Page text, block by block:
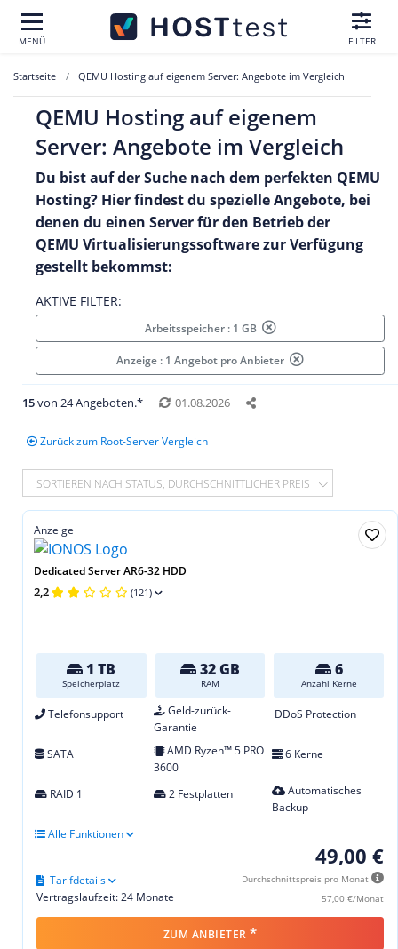
MENÜ FILTER
Startseite QEMU Hosting auf eigenem Server: Angebote im Vergleich
QEMU Hosting auf eigenem
Server: Angebote im Vergleich
Du bist auf der Suche nach dem perfekten QEMU
Hosting? Hier findest du spezielle Angebote, bei
denen du einen Server für den Betrieb der
QEMU Virtualisierungssoftwarezur Verfügung
gestellt bekommst:
AKTIVE FILTER:
Arbeitsspeicher : 1 GB
Anzeige : 1 Angebot pro Anbieter
15von 24 Angeboten.* 01.08.2026
Zurück zum Root-Server Vergleich
SORTIEREN NACH STATUS, DURCHSCHNITTLICHER PREIS
Anzeige
Dedicated Server AR6-32 HDD
2,2 (121)
1 TB
Speicherplatz
32 GB
RAM
6
Anzahl Kerne
Telefonsupport
Geld-zurück-
Garantie
DDoS Protection
SATA
AMD Ryzen™ 5 PRO
3600
6 Kerne
RAID 1 2 Festplatten
Automatisches
Backup
Alle Funktionen
49,00 €
Durchschnittspreis pro Monat
57,00 €/Monat
Vertragslaufzeit: 24 Monate
Tarifdetails
ZUM ANBIETER *